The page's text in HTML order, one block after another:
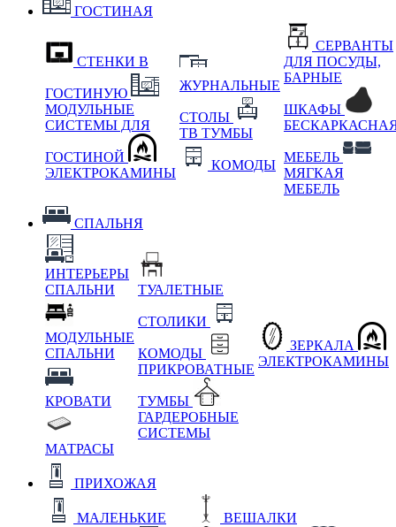
ГОСТИНАЯ
СТЕНКИ В
ГОСТИНУЮ
МОДУЛЬНЫЕ
СИСТЕМЫ ДЛЯ
ГОСТИНОЙ
ЭЛЕКТРОКАМИНЫ
ЖУРНАЛЬНЫЕ
СТОЛЫ
ТВ ТУМБЫ
КОМОДЫ
СЕРВАНТЫ
ДЛЯ ПОСУДЫ,
БАРНЫЕ
ШКАФЫ
МЕБЕЛЬ
МЯГКАЯ
МЕБЕЛЬ
СПАЛЬНЯ
ИНТЕРЬЕРЫ
СПАЛЬНИ
МОДУЛЬНЫЕ
СПАЛЬНИ
КРОВАТИ
МАТРАСЫ
ТУАЛЕТНЫЕ
СТОЛИКИ
КОМОДЫ
ПРИКРОВАТНЫЕ
ТУМБЫ
ГАРДЕРОБНЫЕ
СИСТЕМЫ
ЗЕРКАЛА
ЭЛЕКТРОКАМИНЫ
ПРИХОЖАЯ
МАЛЕНЬКИЕ ВЕШАЛКИ